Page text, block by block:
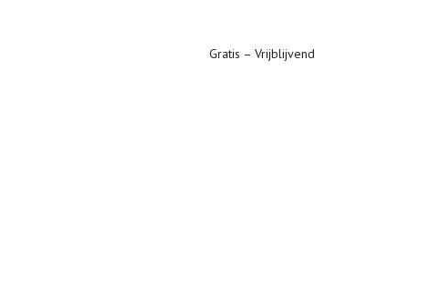
Gratis – Vrijblijvend